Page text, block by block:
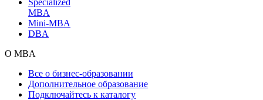
MBA
Mini-MBA
DBA
О MBA
Все о бизнес-образовании
Дополнительное образование
Подключайтесь к каталогу